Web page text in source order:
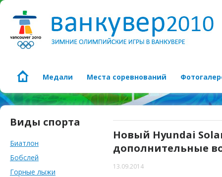
Медали Места соревнований
Виды спорта
Биатлон
Бобслей
Горные лыжи
Новый Hyundai
дополнительные
13.09.2014